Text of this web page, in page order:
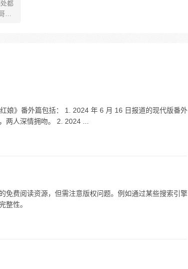
都
！
！
娘》番外篇包括： 1. 2024 年 6 月 16 日报道的现代版番外
两人深情拥吻。 2. 2024 ...
免费阅读资源，但需注意版权问题。例如通过某些搜索引擎
整性。